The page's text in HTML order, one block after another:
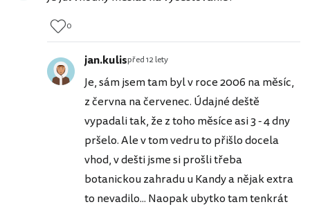
0
jan.kulispřed 12 lety
Je, sám jsem tam byl v roce 2006 na měsíc,
z června na červenec. Údajné deště
vypadali tak, že z toho měsíce asi 3 - 4 dny
pršelo. Ale v tom vedru to přišlo docela
vhod, v dešti jsme si prošli třeba
botanickou zahradu u Kandy a nějak extra
to nevadilo... Naopak ubytko tam tenkrát